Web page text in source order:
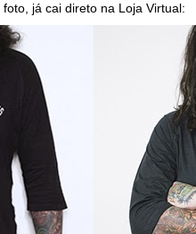
já cai direto na Loja Virtual: